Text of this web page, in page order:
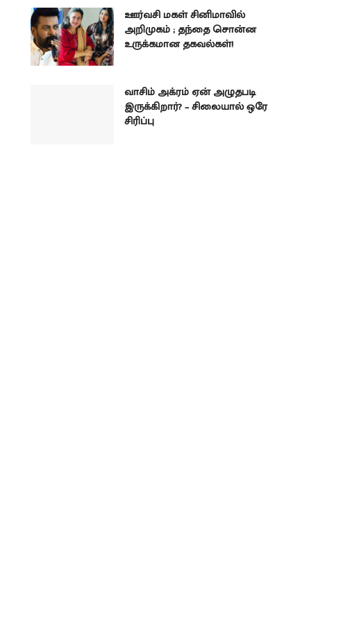
ஊர்வசி மகள் சினிமாவில்
அறிமுகம் ; தந்தை சொன்ன
உருக்கமான தகவல்கள்!
வாசிம் அக்ரம் ஏன் அழுதபடி
இருக்கிறார்? – சிலையால் ஒரே
சிரிப்பு